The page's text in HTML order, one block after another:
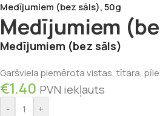
Medījumiem (bez sāls), 50g
Medījumiem
Medījumiem (bez sāls)
Garšviela piemērota vistas, tītara,
€1.40 PVN iekļauts
- +